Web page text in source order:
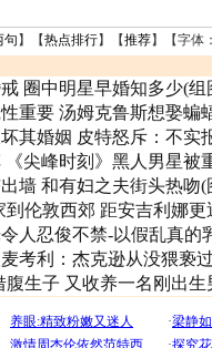
句 】【热点排行】【推荐】【字体
圈中明星早婚知多少(组
重要 汤姆克鲁斯想娶蝙
其婚姻 皮特怒斥：不实
尖峰时刻》黑人男星被
墙 和有妇之夫街头热吻(
到伦敦西郊 距安吉利娜更
人忍俊不禁-以假乱真的
考利：杰克逊从没猥亵
腹生子 又收养一名刚出生